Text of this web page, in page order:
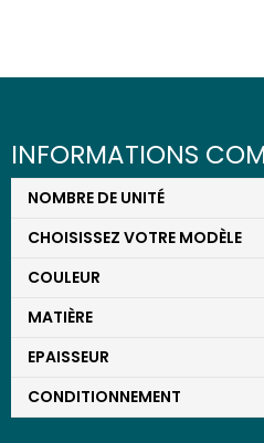
INFORMATIONS
NOMBRE DE UNITÉ
CHOISISSEZ VOTRE MODÈLE
COULEUR
MATIÈRE
EPAISSEUR
CONDITIONNEMENT